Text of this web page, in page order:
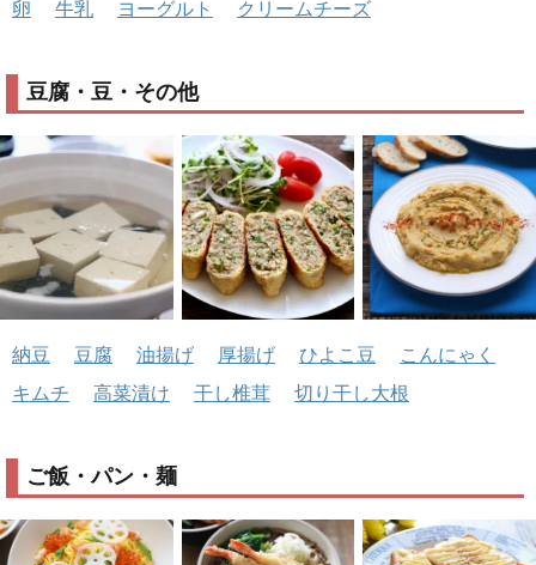
卵 牛乳 ヨーグルト クリームチーズ
豆腐・豆・その他
納豆 豆腐 油揚げ 厚揚げ ひよこ豆
こんにゃく
キムチ
高菜漬け 干し椎茸 切り干し大根
ご飯・パン・麺